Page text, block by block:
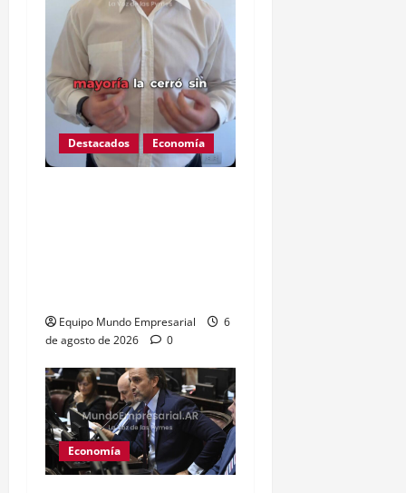
Destacados Economía
Equipo Mundo Empresarial
6
de agosto de 2026
0
Economía